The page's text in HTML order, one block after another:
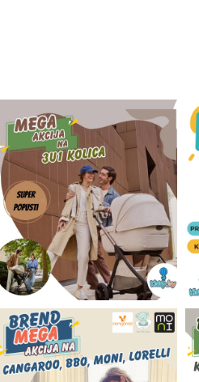
AKCIJA
Prodavnica
Call Centar
011 438 1 000